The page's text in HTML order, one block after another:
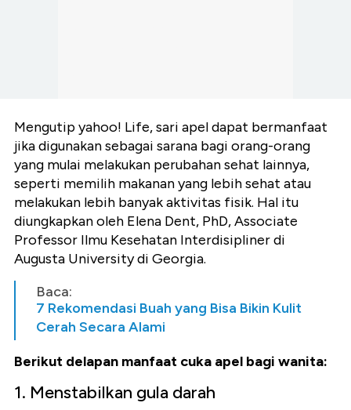
Mengutip yahoo! Life, sari apel dapat bermanfaat
jika digunakan sebagai sarana bagi orang-orang
yang mulai melakukan perubahan sehat lainnya,
seperti memilih makanan yang lebih sehat atau
melakukan lebih banyak aktivitas fisik. Hal itu
diungkapkan oleh Elena Dent, PhD, Associate
Professor Ilmu Kesehatan Interdisipliner di
Augusta University di Georgia.
Baca:
7 Rekomendasi Buah yang Bisa Bikin Kulit
Cerah Secara Alami
Berikut delapan manfaat cuka apel bagi wanita:
1. Menstabilkan gula darah